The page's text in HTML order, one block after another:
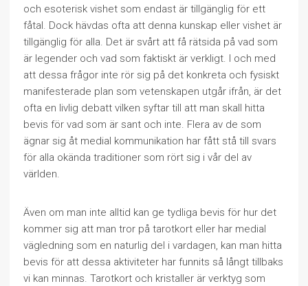
och esoterisk vishet som endast är tillgänglig för ett
fåtal. Dock hävdas ofta att denna kunskap eller vishet är
tillgänglig för alla. Det är svårt att få rätsida på vad som
är legender och vad som faktiskt är verkligt. I och med
att dessa frågor inte rör sig på det konkreta och fysiskt
manifesterade plan som vetenskapen utgår ifrån, är det
ofta en livlig debatt vilken syftar till att man skall hitta
bevis för vad som är sant och inte. Flera av de som
ägnar sig åt medial kommunikation har fått stå till svars
för alla okända traditioner som rört sig i vår del av
världen.
Även om man inte alltid kan ge tydliga bevis för hur det
kommer sig att man tror på tarotkort eller har medial
vägledning som en naturlig del i vardagen, kan man hitta
bevis för att dessa aktiviteter har funnits så långt tillbaks
vi kan minnas. Tarotkort och kristaller är verktyg som